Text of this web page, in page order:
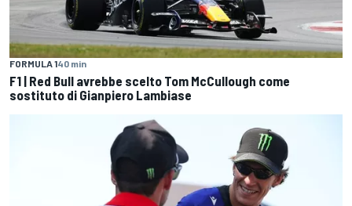
FORMULA 140 min
F1 | Red Bull avrebbe scelto Tom McCullough come
sostituto di Gianpiero Lambiase